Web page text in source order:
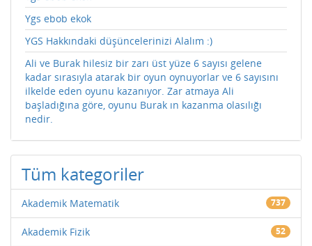
Ygs ebob ekok
YGS Hakkındaki düşüncelerinizi Alalım :)
Ali ve Burak hilesiz bir zarı üst yüze 6 sayısı gelene
kadar sırasıyla atarak bir oyun oynuyorlar ve 6 sayısını
ilkelde eden oyunu kazanıyor. Zar atmaya Ali
başladığına göre, oyunu Burak ın kazanma olasılığı
nedir.
Tüm kategoriler
Akademik Matematik 737
Akademik Fizik 52